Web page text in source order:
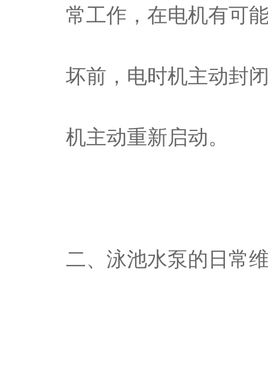
常工作，在电机有可
坏前，电时机主动封
机主动重新启动。
二、泳池水泵的日常